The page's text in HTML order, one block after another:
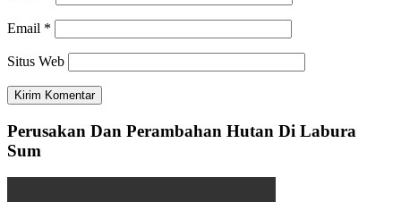
Email *
Situs Web
Perusakan Dan Perambahan Hutan Di Labura
Sum